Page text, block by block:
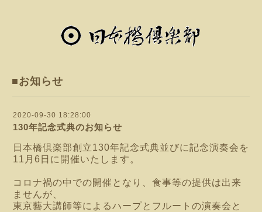
■お知らせ
2020-09-30 18:28:00
130年記念式典のお知らせ
日本橋倶楽部創立130年記念式典並びに記念演奏会を
11月6日に開催いたします。
コロナ禍の中での開催となり、食事等の提供は出来
ませんが、
東京藝大講師等によるハープとフルートの演奏会と